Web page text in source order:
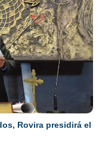
Rovira presidirá el